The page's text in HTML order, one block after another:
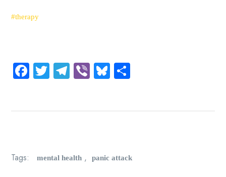
#therapy
FacebookTwitter TelegramViber Bluesky
Tags: mental health , panic attack